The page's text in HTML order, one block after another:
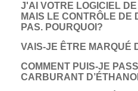
­J'AI VOTRE LOGICIEL
MAIS LE CONTRÔLE DE
PAS. POURQUOI?
VAIS-JE ÊTRE MARQUÉ
COMMENT PUIS-JE
CARBURANT